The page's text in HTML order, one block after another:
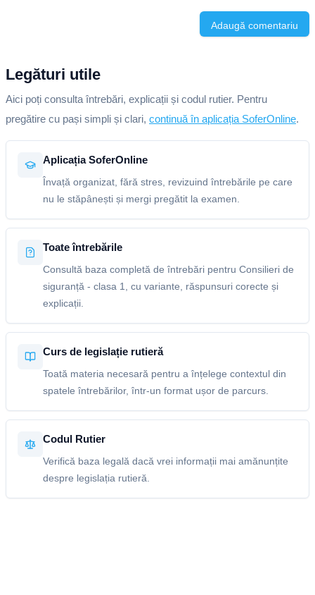
Adaugă comentariu
Legături utile
Aici poți consulta întrebări, explicații și codul rutier. Pentru
pregătire cu pași simpli și clari, continuă în aplicația SoferOnline.
Aplicația SoferOnline
Învață organizat, fără stres, revizuind întrebările pe care
nu le stăpânești și mergi pregătit la examen.
Toate întrebările
Consultă baza completă de întrebări pentru Consilieri de
siguranță - clasa 1, cu variante, răspunsuri corecte și
explicații.
Curs de legislație rutieră
Toată materia necesară pentru a înțelege contextul din
spatele întrebărilor, într-un format ușor de parcurs.
Codul Rutier
Verifică baza legală dacă vrei informații mai amănunțite
despre legislația rutieră.